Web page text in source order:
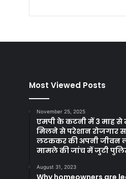
Most Viewed Posts
November 25, 2025
एमपी के कटनी में 3 माह से
मिलने से परेशान रोजगार
लटककर की अपनी जीवन
मामले की जांच में जुटी
August 31, 2023